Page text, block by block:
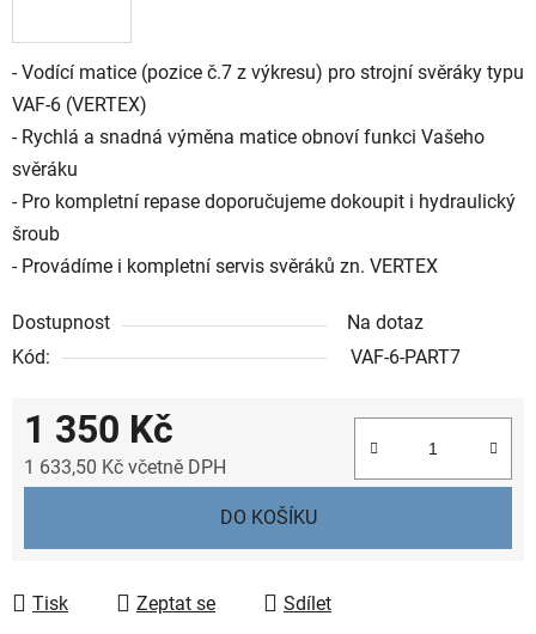
- Vodící matice (pozice č.7 z výkresu) pro strojní svěráky typu
VAF-6 (VERTEX)
- Rychlá a snadná výměna matice obnoví funkci Vašeho
svěráku
- Pro kompletní repase doporučujeme dokoupit i hydraulický
šroub
- Provádíme i kompletní servis svěráků zn. VERTEX
Dostupnost
Na dotaz
Kód:
VAF-6-PART7
1 350 Kč
1 633,50 Kč včetně DPH
DO KOŠÍKU
Tisk Zeptat se Sdílet